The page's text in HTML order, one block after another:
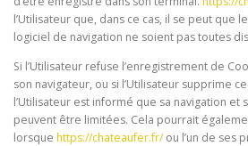
l’Utilisateur que, dans ce cas, il se peut que
logiciel de navigation ne soient pas toutes
Si l’Utilisateur refuse l’enregistrement de
son navigateur, ou si l’Utilisateur supprime
l’Utilisateur est informé que sa navigation et
peuvent être limitées. Cela pourrait
lorsque https://chateaufer.fr/ou l’un de ses